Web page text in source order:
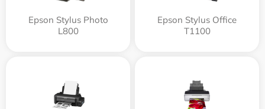
Epson Stylus Photo
L800
Epson Stylus Office
T1100